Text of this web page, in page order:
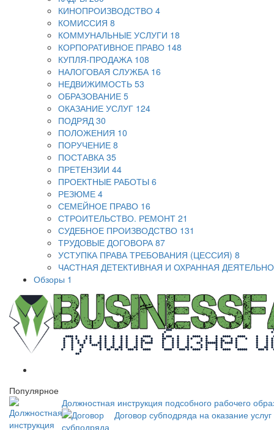
КИНОПРОИЗВОДСТВО 4
КОМИССИЯ 8
КОММУНАЛЬНЫЕ УСЛУГИ 18
КОРПОРАТИВНОЕ ПРАВО 148
КУПЛЯ-ПРОДАЖА 108
НАЛОГОВАЯ СЛУЖБА 16
НЕДВИЖИМОСТЬ 53
ОБРАЗОВАНИЕ 5
ОКАЗАНИЕ УСЛУГ 124
ПОДРЯД 30
ПОЛОЖЕНИЯ 10
ПОРУЧЕНИЕ 8
ПОСТАВКА 35
ПРЕТЕНЗИИ 44
ПРОЕКТНЫЕ РАБОТЫ 6
РЕЗЮМЕ 4
СЕМЕЙНОЕ ПРАВО 16
СТРОИТЕЛЬСТВО. РЕМОНТ 21
СУДЕБНОЕ ПРОИЗВОДСТВО 131
ТРУДОВЫЕ ДОГОВОРА 87
УСТУПКА ПРАВА ТРЕБОВАНИЯ (ЦЕССИЯ) 8
ЧАСТНАЯ ДЕТЕКТИВНАЯ И ОХРАННАЯ
Обзоры 1
Популярное
Должностная инструкция подсобного рабочего
Договор субподряда на оказание